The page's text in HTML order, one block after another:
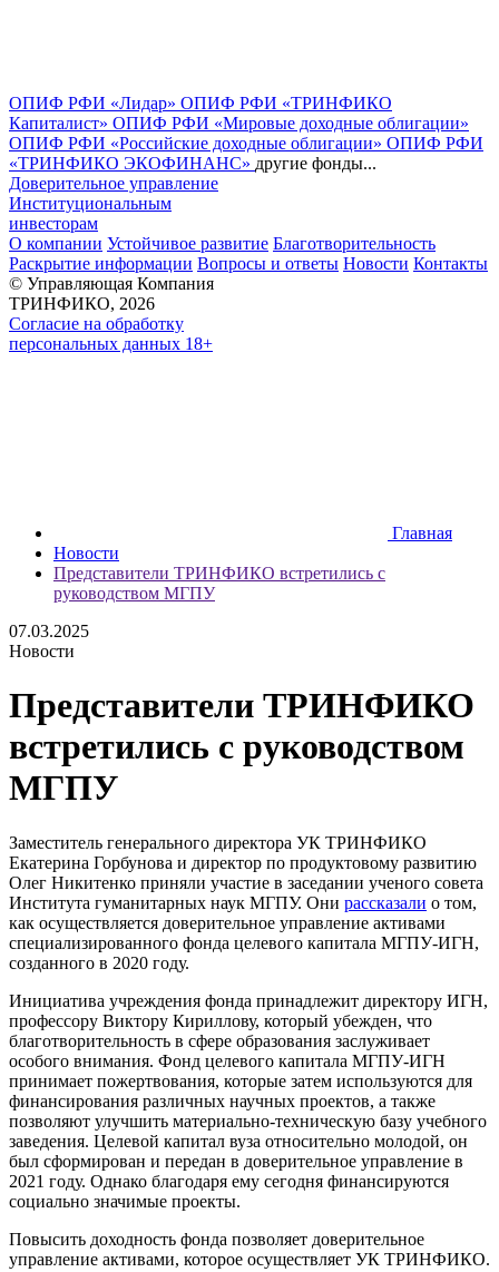
ОПИФ РФИ «Лидар» ОПИФ РФИ «ТРИНФИКО
Капиталист» ОПИФ РФИ «Мировые доходные облигации»
ОПИФ РФИ «Российские доходные облигации» ОПИФ РФИ
«ТРИНФИКО ЭКОФИНАНС» другие фонды...
Доверительное управление
Институциональным
инвесторам
О компании Устойчивое развитие Благотворительность
Раскрытие информации Вопросы и ответы Новости Контакты
© Управляющая Компания
ТРИНФИКО, 2026
Согласие на обработку
персональных данных 18+
Главная
Новости
Представители ТРИНФИКО встретились с
руководством МГПУ
07.03.2025
Новости
Представители ТРИНФИКО
встретились с руководством
МГПУ
Заместитель генерального директора УК ТРИНФИКО
Екатерина Горбунова и директор по продуктовому развитию
Олег Никитенко приняли участие в заседании ученого совета
Института гуманитарных наук МГПУ. Они рассказали о том,
как осуществляется доверительное управление активами
специализированного фонда целевого капитала МГПУ-ИГН,
созданного в 2020 году.
Инициатива учреждения фонда принадлежит директору ИГН,
профессору Виктору Кириллову, который убежден, что
благотворительность в сфере образования заслуживает
особого внимания. Фонд целевого капитала МГПУ-ИГН
принимает пожертвования, которые затем используются для
финансирования различных научных проектов, а также
позволяют улучшить материально-техническую базу учебного
заведения. Целевой капитал вуза относительно молодой, он
был сформирован и передан в доверительное управление в
2021 году. Однако благодаря ему сегодня финансируются
социально значимые проекты.
Повысить доходность фонда позволяет доверительное
управление активами, которое осуществляет УК ТРИНФИКО.